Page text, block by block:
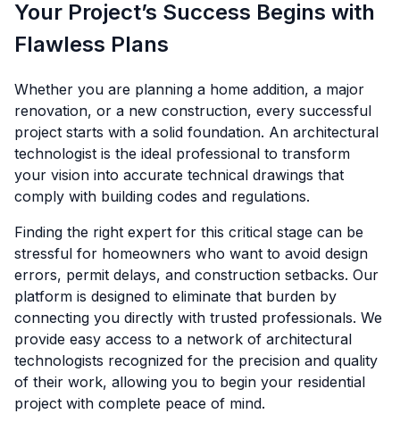
Your Project’s Success Begins with
Flawless Plans
Whether you are planning a home addition, a major
renovation, or a new construction, every successful
project starts with a solid foundation. An architectural
technologist is the ideal professional to transform
your vision into accurate technical drawings that
comply with building codes and regulations.
Finding the right expert for this critical stage can be
stressful for homeowners who want to avoid design
errors, permit delays, and construction setbacks. Our
platform is designed to eliminate that burden by
connecting you directly with trusted professionals. We
provide easy access to a network of architectural
technologists recognized for the precision and quality
of their work, allowing you to begin your residential
project with complete peace of mind.